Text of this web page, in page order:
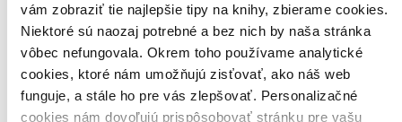
vám zobraziť tie najlepšie tipy na knihy, zbierame cookies.
Niektoré sú naozaj potrebné a bez nich by naša stránka
vôbec nefungovala. Okrem toho používame analytické
cookies, ktoré nám umožňujú zisťovať, ako náš web
funguje, a stále ho pre vás zlepšovať. Personalizačné
cookies nám dovoľujú prispôsobovať stránku pre vašu
Bestsellery
Top hodnotené
Novinky
Najdrahšie